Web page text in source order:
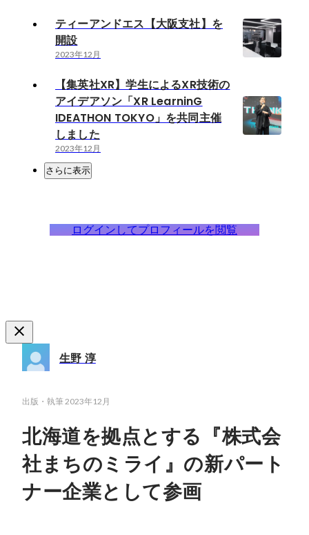
ティーアンドエス【大阪支社】を
開設
2023年12月
【集英社XR】学生によるXR技術の
アイデアソン「XR LearninG
IDEATHON TOKYO」を共同主催
しました
2023年12月
さらに表示
ログインしてプロフィールを閲覧
生野 淳
出版・執筆2023年12月
北海道を拠点とする『株式会
社まちのミライ』の新パート
ナー企業として参画